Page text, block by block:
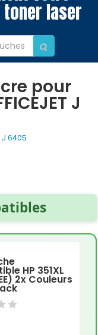
laser
pour
J
J 6405
HP 351XL
2x Couleurs